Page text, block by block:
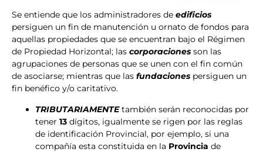
Se entiende que los administradores de edificios
persiguen un fin de manutención u ornato de fondos para
aquellas propiedades que se encuentran bajo el Régimen
de Propiedad Horizontal; las corporaciones son las
agrupaciones de personas que se unen con el fin común
de asociarse; mientras que las fundaciones persiguen un
fin benéfico y/o caritativo.
TRIBUTARIAMENTEtambién serán reconocidas por
tener 13 dígitos, igualmente se rigen por las reglas
de identificación Provincial, por ejemplo, si una
compañía esta constituida en la Provincia de